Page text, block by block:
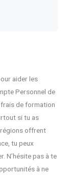
aider les
Personnel de
de formation
si tu as
régions offrent
tu peux
N’hésite pas à te
à ne